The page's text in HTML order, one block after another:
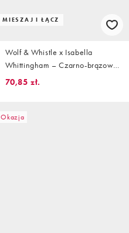
MIESZAJ I ŁĄCZ
Wolf & Whistle x Isabella
Whittingham – Czarno-brązowy
wiązany po bokach dół od bikini
70,85 zł.
Okazja